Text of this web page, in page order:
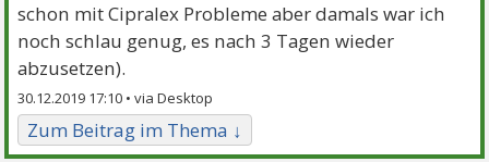
schon mit Cipralex Probleme aber damals war ich
noch schlau genug, es nach 3 Tagen wieder
abzusetzen).
30.12.2019 17:10 •
Zum Beitrag im Thema ↓